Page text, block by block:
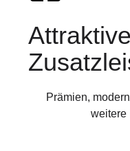
Attraktive
Prämien,
weitere